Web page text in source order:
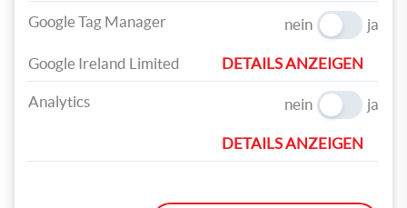
Ihren Nähtisch und fixieren Sie die Träger mit einer Naht.
Google Tag Manager nein ja
Google Ireland Limited DETAILS ANZEIGEN
Analytics nein ja
DETAILS ANZEIGEN